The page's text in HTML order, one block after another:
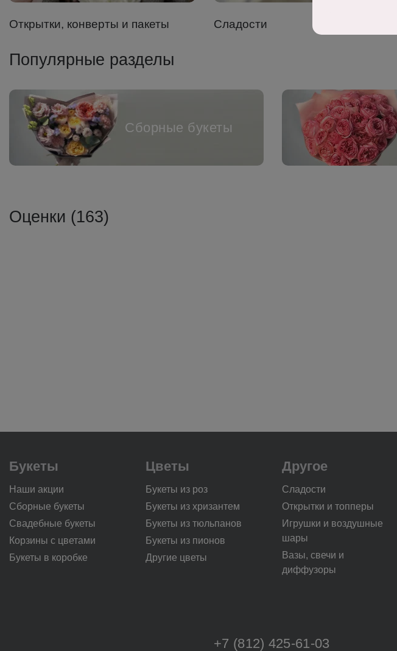
Открытки, конверты и пакеты Сладости
Популярные разделы
Сборные букеты
Оценки (163)
Букеты
Наши акции
Сборные букеты
Свадебные букеты
Корзины с цветами
Букеты в коробке
Цветы
Букеты из роз
Букеты из хризантем
Букеты из тюльпанов
Букеты из пионов
Другие цветы
Другое
Сладости
Открытки и топперы
Игрушки и воздушные
шары
Вазы, свечи и
диффузоры
+7 (812) 425-61-03